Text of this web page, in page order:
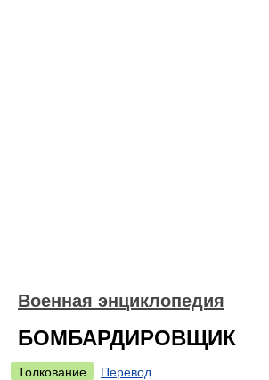
Военная энциклопедия
БОМБАРДИРОВЩИК
Толкование
Перевод